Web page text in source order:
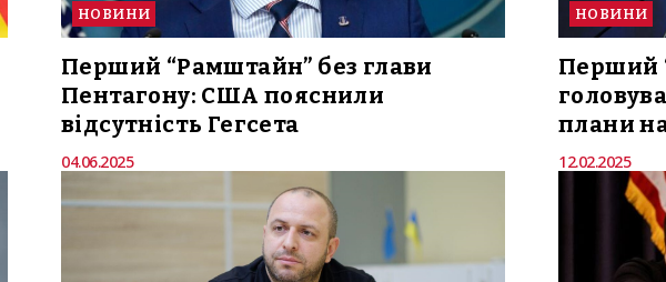
НОВИНИ
Перший “Рамштайн” без глави
Пентагону: США пояснили
відсутність Гегсета
04.06.2025
НОВИНИ
Перший
плани
12.02.2025